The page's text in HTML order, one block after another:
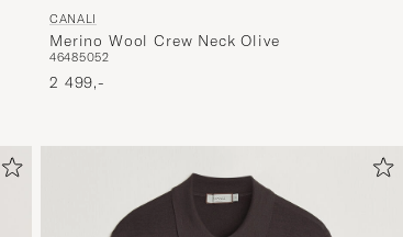
CANALI
Merino Wool Crew Neck Olive
46485052
2 499,-